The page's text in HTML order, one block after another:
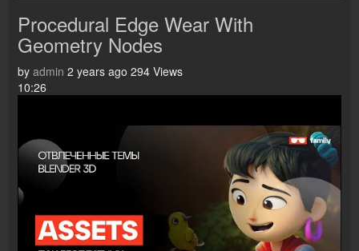
Procedural Edge Wear With
Geometry Nodes
by admin 2 years ago 294 Views
10:26